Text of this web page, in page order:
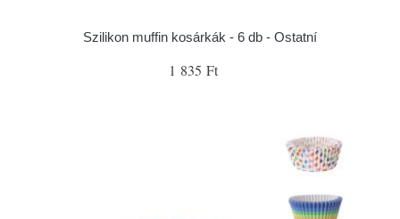
Szilikon muffin kosárkák - 6 db - Ostatní
1 835 Ft